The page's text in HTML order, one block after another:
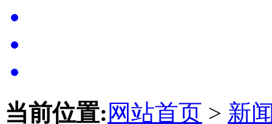
当前位置: 网站首页 > 新